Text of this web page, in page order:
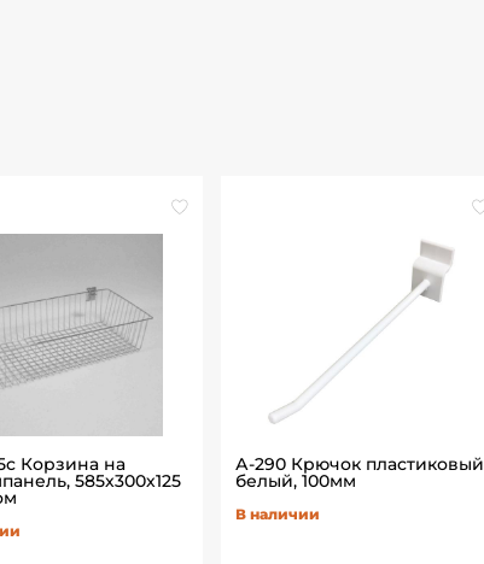
Корзина на
585х300х125
А-290 Крючок пластиковый
белый, 100мм
В наличии